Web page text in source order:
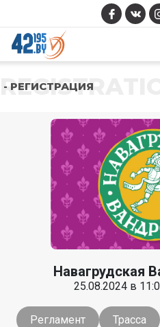
- РЕГИСТРАЦИЯ
Навагрудская
25.08.2024 в
Регламент Трасса